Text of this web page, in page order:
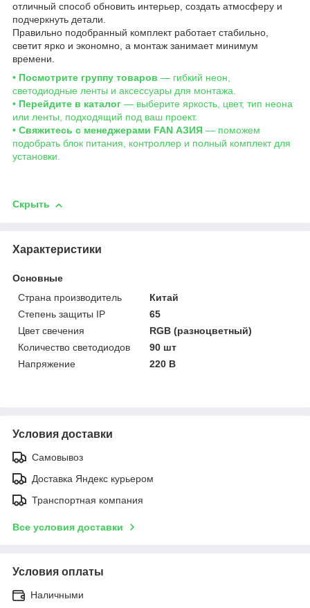
отличный способ обновить интерьер, создать атмосферу и
подчеркнуть детали.
Правильно подобранный комплект работает стабильно,
светит ярко и экономно, а монтаж занимает минимум
времени.
• Посмотрите группу товаров — гибкий неон,
светодиодные ленты и аксессуары для монтажа.
• Перейдите в каталог — выберите яркость, цвет, тип неона
или ленты, подходящий под ваш проект.
• Свяжитесь с менеджерами FAN АЗИЯ — поможем
подобрать блок питания, контроллер и полный комплект для
установки.
Скрыть
Характеристики
Основные
Страна производитель
Китай
Степень защиты IP
65
Цвет свечения
RGB (разноцветный)
Количество светодиодов
90 шт
Напряжение
220 В
Условия доставки
Самовывоз
Доставка Яндекс курьером
Транспортная компания
Все условия доставки
Условия оплаты
Наличными